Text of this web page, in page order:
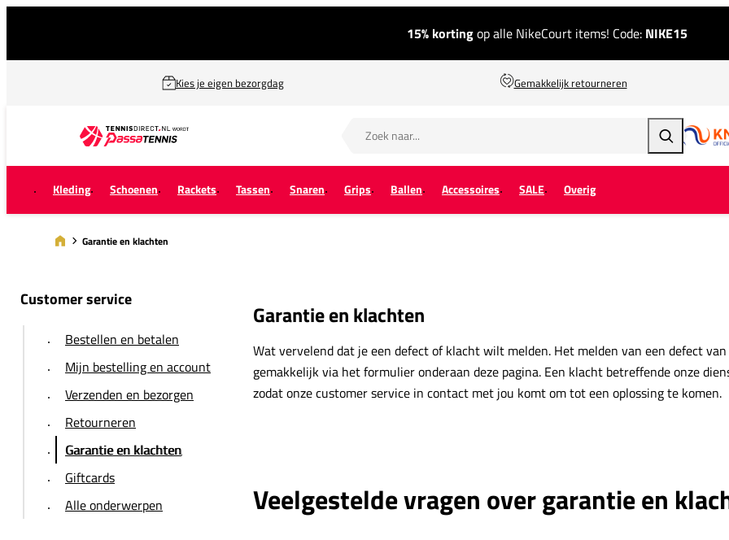
15% kortingop alle NikeCourt items! Code: NIKE15
Kies je eigen bezorgdag Gemakkelijk retourneren
Zoeken
Kleding Schoenen Rackets Tassen Snaren Grips Ballen Accessoires SALE Overig
Garantie en klachten
Customer service
Bestellen en betalen
Mijn bestelling en account
Verzenden en bezorgen
Retourneren
Garantie en klachten
Giftcards
Alle onderwerpen
Garantie en klachten
Wat vervelend dat je een defect of klacht wilt melden. Het melden van een defect
gemakkelijk via het formulier onderaan deze pagina. Een klacht betreffende onze
zodat onze customer service in contact met jou komt om tot een oplossing te komen.
Veelgestelde vragen over garantie en